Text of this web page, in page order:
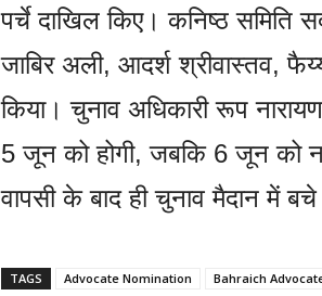
पर्चे दाखिल किए। कनिष्ठ समिति
जाबिर अली, आदर्श श्रीवास्तव,
किया। चुनाव अधिकारी रूप
5 जून को होगी, जबकि 6 जून को
वापसी के बाद ही चुनाव मैदान में बचे
TAGS Advocate Nomination Bahraich